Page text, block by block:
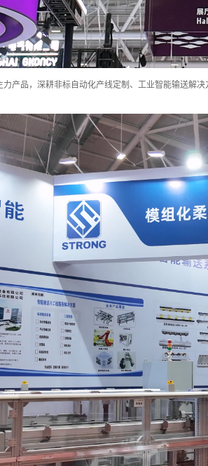
力产品，深耕非标自动化产线定制、工业智能输送解